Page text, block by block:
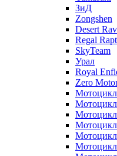
ЗиД
Zongshen
Desert
Regal
SkyTeam
Урал
Royal
Zero